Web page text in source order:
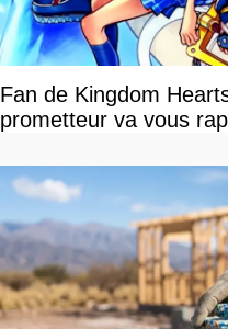
Fan de Kingdom
prometteur va vous